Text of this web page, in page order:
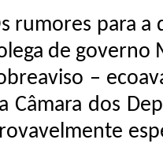
rumores para a
de governo
–
Câmara dos